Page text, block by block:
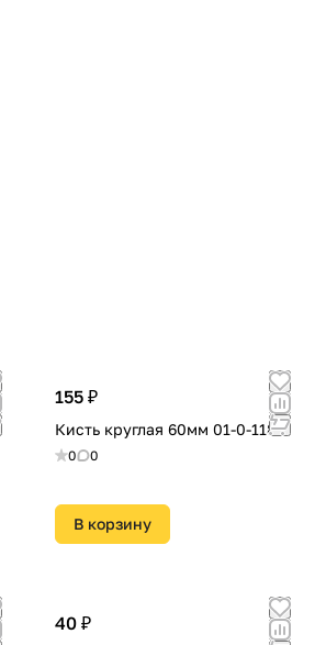
155 ₽
Кисть круглая 60мм 01-0-118
0 0
В корзину
40 ₽